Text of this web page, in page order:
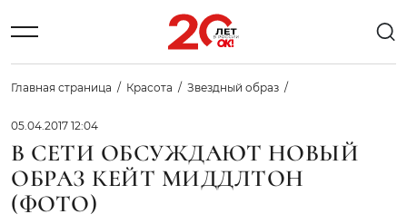
Главная страница Красота Звездный образ
05.04.2017 12:04
В СЕТИ ОБСУЖДАЮТ НОВЫЙ
ОБРАЗ КЕЙТ МИДДЛТОН
(ФОТО)